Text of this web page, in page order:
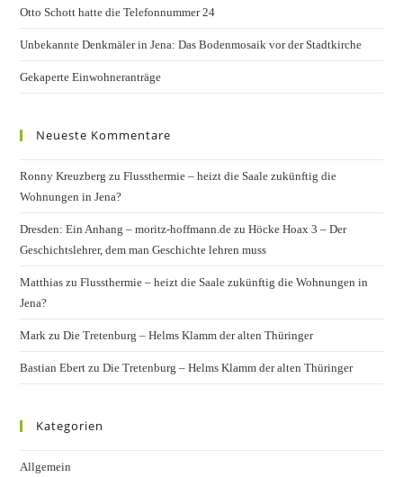
Otto Schott hatte die Telefonnummer 24
Unbekannte Denkmäler in Jena: Das Bodenmosaik vor der Stadtkirche
Gekaperte Einwohneranträge
Neueste Kommentare
Ronny Kreuzberg zuFlussthermie – heizt die Saale zukünftig die
Wohnungen in Jena?
Dresden: Ein Anhang – moritz-hoffmann.de zuHöcke Hoax 3 – Der
Geschichtslehrer, dem man Geschichte lehren muss
Matthias zuFlussthermie – heizt die Saale zukünftig die Wohnungen in
Jena?
Mark zuDie Tretenburg – Helms Klamm der alten Thüringer
Bastian Ebert zuDie Tretenburg – Helms Klamm der alten Thüringer
Kategorien
Allgemein